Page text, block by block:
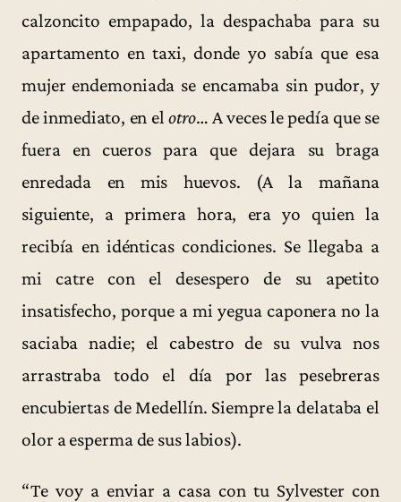
calzoncito empapado, la despachaba para su
apartamento en taxi, donde yo sabía que esa
mujer endemoniada se encamaba sin pudor, y
de inmediato, en el otro… A veces le pedía que se
fuera en cueros para que dejara su braga
enredada en mis huevos. (A la mañana
siguiente, a primera hora, era yo quien la
recibía en idénticas condiciones. Se llegaba a
mi catre con el desespero de su apetito
insatisfecho, porque a mi yegua caponera no la
saciaba nadie; el cabestro de su vulva nos
arrastraba todo el día por las pesebreras
encubiertas de Medellín. Siempre la delataba el
olor a esperma de sus labios).
“Te voy a enviar a casa con tu Sylvester con